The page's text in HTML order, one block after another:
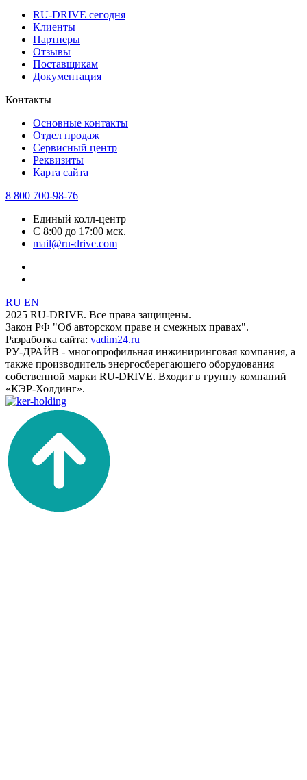
RU-DRIVE сегодня
Клиенты
Партнеры
Отзывы
Поставщикам
Документация
Контакты
Основные контакты
Отдел продаж
Сервисный центр
Реквизиты
Карта сайта
8 800 700-98-76
Единый колл-центр
С 8:00 до 17:00 мск.
mail@ru-drive.com
RU EN
2025 RU-DRIVE. Все права защищены.
Закон РФ "Об авторском праве и смежных правах".
Разработка сайта: vadim24.ru
РУ-ДРАЙВ - многопрофильная инжиниринговая компания, а
также производитель энергосберегающего оборудования
собственной марки RU-DRIVE. Входит в группу компаний
«КЭР-Холдинг».